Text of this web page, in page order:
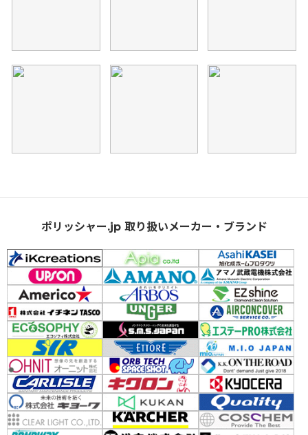
ポリッシャー.jp 取り扱いメーカー・ブランド